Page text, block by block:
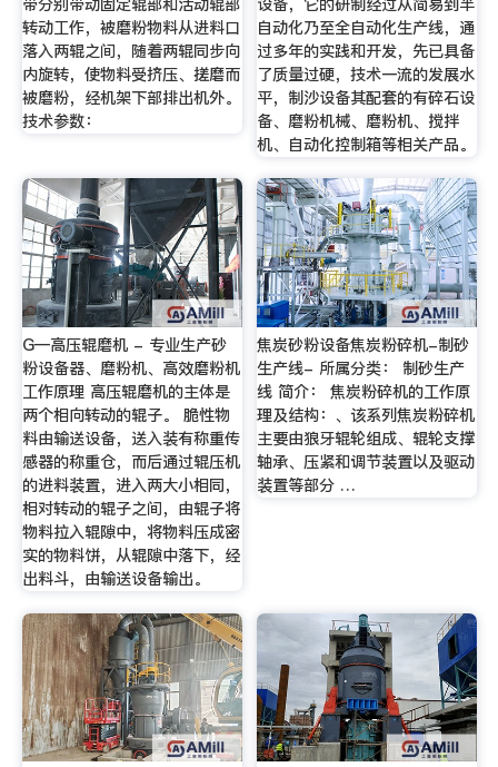
转动工作，被磨粉物料从进料口
落入两辊之间，随着两辊同步向
内旋转，使物料受挤压、搓磨而
被磨粉，经机架下部排出机外。
技术参数：
自动化乃至全自动化生产线，通
过多年的实践和开发，先已具备
了质量过硬，技术一流的发展水
平，制沙设备其配套的有碎石设
备、磨粉机械、磨粉机、搅拌
机、自动化控制箱等相关产品。
G—高压辊磨机 - 专业生产砂
粉设备器、磨粉机、高效磨粉机
工作原理 高压辊磨机的主体是
两个相向转动的辊子。 脆性物
料由输送设备，送入装有称重传
感器的称重仓，而后通过辊压机
的进料装置，进入两大小相同，
相对转动的辊子之间，由辊子将
物料拉入辊隙中，将物料压成密
实的物料饼，从辊隙中落下，经
出料斗，由输送设备输出。
焦炭砂粉设备焦炭粉碎机-制砂
生产线- 所属分类： 制砂生产
线 简介： 焦炭粉碎机的工作原
理及结构：、该系列焦炭粉碎机
主要由狼牙辊轮组成、辊轮支撑
轴承、压紧和调节装置以及驱动
装置等部分 …